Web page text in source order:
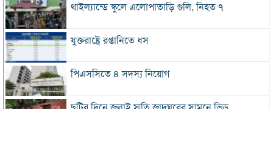
থাইল্যান্ডে স্কুলে এলোপাতাড়ি গুলি, নিহত ৭
যুক্তরাষ্ট্রে রপ্তানিতে ধস
পিএসসিতে ৪ সদস্য নিয়োগ
ছুটির দিনে জুলাই স্মৃতি জাদুঘরের সামনে ভিড়